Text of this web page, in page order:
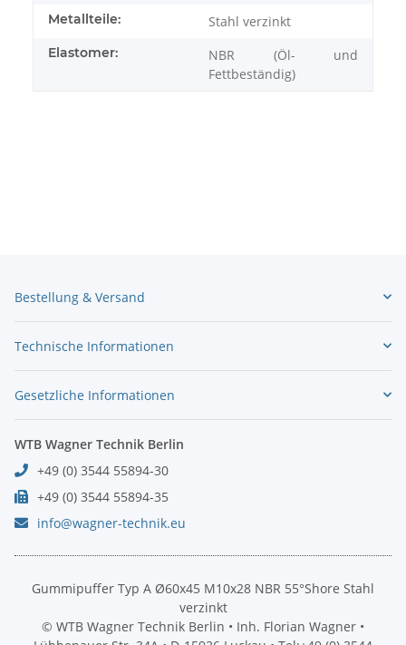
Metallteile: Stahl verzinkt
Elastomer:
NBR (Öl- und
Fettbeständig)
Bestellung & Versand
Technische Informationen
Gesetzliche Informationen
WTB Wagner Technik Berlin
+49 (0) 3544 55894-30
+49 (0) 3544 55894-35
info@wagner-technik.eu
Gummipuffer Typ A Ø60x45 M10x28 NBR 55°Shore Stahl
verzinkt
© WTB Wagner Technik Berlin • Inh. Florian Wagner •